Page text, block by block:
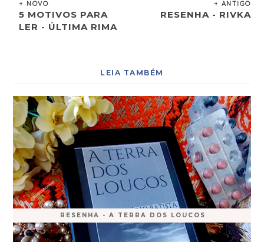
+ NOVO
5 MOTIVOS PARA
LER - ÚLTIMA RIMA
+ ANTIGO
RESENHA - RIVKA
LEIA TAMBÉM
RESENHA - A TERRA DOS LOUCOS